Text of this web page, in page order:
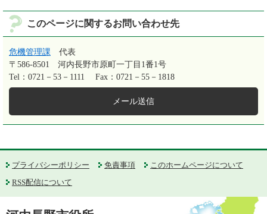
このページに関するお問い合わせ先
危機管理課
代表
〒586-8501
河内長野市原町一丁目1番1号
Tel：0721－53－1111
Fax：0721－55－1818
メール送信
プライバシーポリシー 免責事項
このホームページについて
RSS配信について